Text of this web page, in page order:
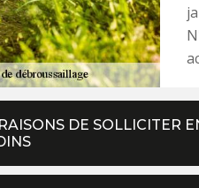
DE SOLLICITER